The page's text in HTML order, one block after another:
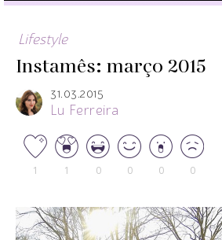
Lifestyle
Instamês: março 2015
31.03.2015
Lu Ferreira
1 1 0 0 0 0